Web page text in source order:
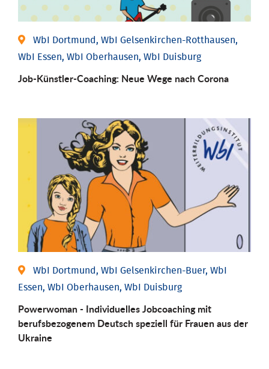
WbI Dortmund, WbI Gelsenkirchen-Rotthausen,
WbI Essen, WbI Oberhausen, WbI Duisburg
Job-Künstler-Coaching: Neue Wege nach Corona
WbI Dortmund, WbI Gelsenkirchen-Buer, WbI
Essen, WbI Oberhausen, WbI Duisburg
Powerwoman - Individuelles Jobcoaching mit
berufsbezogenem Deutsch speziell für Frauen aus der
Ukraine